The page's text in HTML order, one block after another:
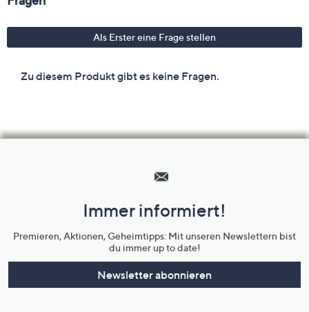
Unternehmensinformationen
Immer informiert!
Premieren, Aktionen, Geheimtipps: Mit unseren Newslettern bist
du immer up to date!
Newsletter abonnieren